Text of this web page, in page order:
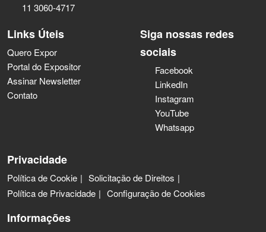
11 3060-4717
Links Úteis
Quero Expor
Portal do Expositor
Assinar Newsletter
Contato
Siga nossas redes
sociais
Facebook
LinkedIn
Instagram
YouTube
Whatsapp
Privacidade
Política de Cookie
Solicitação de Direitos
Política de Privacidade
Configuração de Cookies
Informações